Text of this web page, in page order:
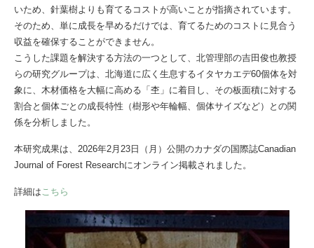
いため、針葉樹よりも育てるコストが高いことが指摘されています。
そのため、単に成長を早めるだけでは、育てるためのコストに見合う
収益を確保することができません。
こうした課題を解決する方法の一つとして、北管理部の吉田俊也教授
らの研究グループは、北海道に広く生息するイタヤカエデ60個体を対
象に、木材価格を大幅に高める「杢」に着目し、その板面積に対する
割合と個体ごとの成長特性（樹形や年輪幅、個体サイズなど）との関
係を分析しました。
本研究成果は、2026年2月23日（月）公開のカナダの国際誌Canadian
Journal of Forest Researchにオンライン掲載されました。
詳細はこちら